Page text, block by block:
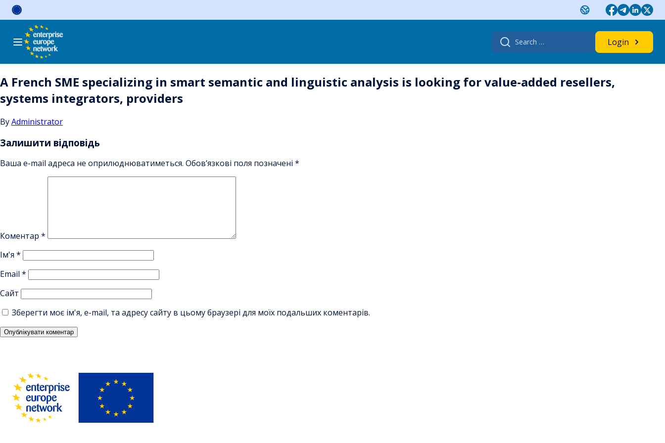
Skip
Search
for:
Login
A French SME specializing in smart semantic and linguistic analysis is looking for value-added resellers,
systems integrators, providers
ByAdministrator
Залишити відповідь
Ваша e-mail адреса не оприлюднюватиметься. Обов’язкові поля позначені *
Коментар *
Ім'я *
Email *
Сайт
Зберегти моє ім'я, e-mail, та адресу сайту в цьому браузері для моїх подальших коментарів.